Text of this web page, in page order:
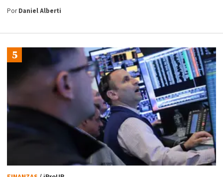
PorDaniel Alberti